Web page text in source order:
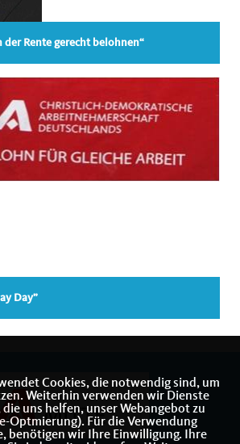
Rente gerecht belohnen“
Day”
Cookies, die notwendig sind, um
Weiterhin verwenden wir Dienste
uns helfen, unser Webangebot zu
Optmierung). Für die Verwendung
benötigen wir Ihre Einwilligung. Ihre